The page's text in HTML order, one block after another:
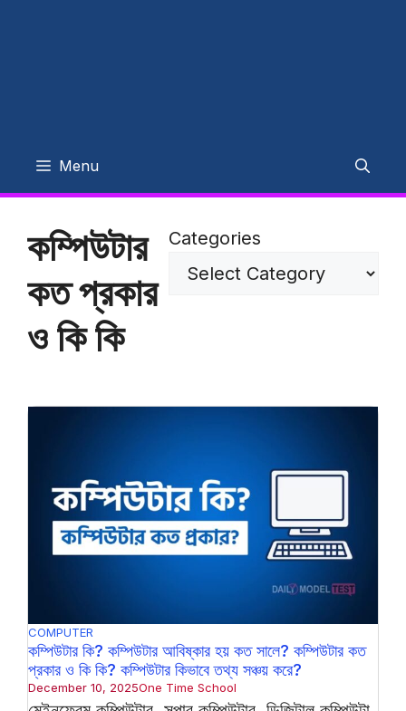
Menu
কম্পিউটার
কত প্রকার
ও কি কি
Categories
COMPUTER
কম্পিউটার কি? কম্পিউটার আবিষ্কার হয় কত সালে? কম্পিউটার কত
প্রকার ও কি কি? কম্পিউটার কিভাবে তথ্য সঞ্চয় করে?
December 10, 2025One Time School